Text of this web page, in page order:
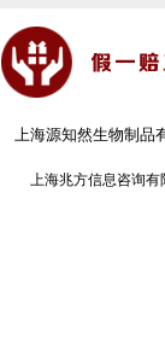
上海源知然生物制品
上海兆方信息咨询